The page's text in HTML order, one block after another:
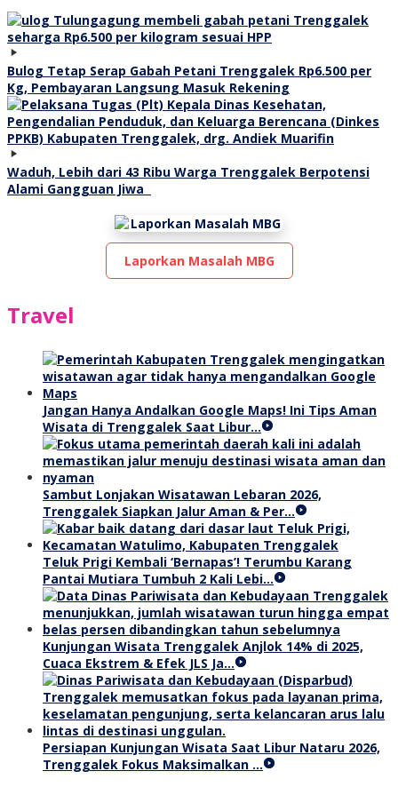
Bulog Tetap Serap Gabah Petani Trenggalek Rp6.500 per
Kg, Pembayaran Langsung Masuk Rekening
Waduh, Lebih dari 43 Ribu Warga Trenggalek Berpotensi
Alami Gangguan Jiwa
Laporkan Masalah MBG
Travel
Jangan Hanya Andalkan Google Maps! Ini Tips Aman
Wisata di Trenggalek Saat Libur…
Sambut Lonjakan Wisatawan Lebaran 2026,
Trenggalek Siapkan Jalur Aman & Per…
Teluk Prigi Kembali ‘Bernapas’! Terumbu Karang
Pantai Mutiara Tumbuh 2 Kali Lebi…
Kunjungan Wisata Trenggalek Anjlok 14% di 2025,
Cuaca Ekstrem & Efek JLS Ja…
Persiapan Kunjungan Wisata Saat Libur Nataru 2026,
Trenggalek Fokus Maksimalkan …